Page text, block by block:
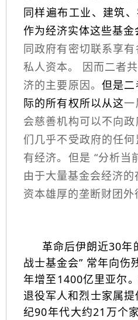
同样遍布工业、建筑
作为经济实体这些基金
同政府有密切联系享
私人资本。 因而二者
济的主要原因。但是
际的所有权所以从这一
会慈善机构可以不向
们几乎不受政府的任
有经济。但是 “分析
由于大量基金会经济
资本雄厚的垄断财团
革命后伊朗近30年
战士基金会” 常年向
年增至1400亿里亚尔
退役军人和烈士家属
纪90年代大约21万个